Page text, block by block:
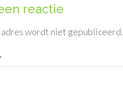
reactie
wordt niet gepubliceerd.